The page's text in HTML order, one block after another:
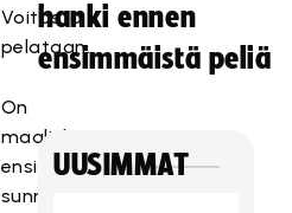
Voitosta
pelataan.
On
maaliskuun
ensimmäinen
sunnuntai.
hanki ennen
ensimmäistä peliä
UUSIMMAT